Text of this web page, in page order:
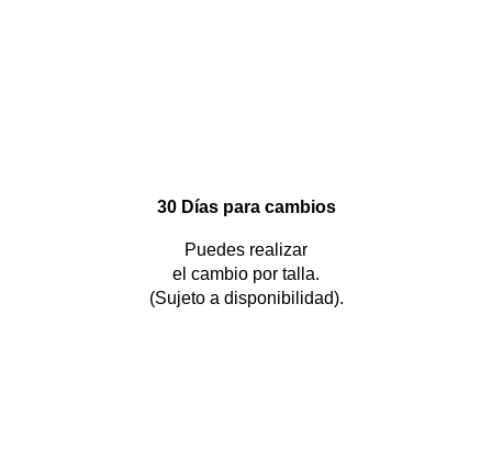
30 Días para cambios
Puedes realizar
el cambio por talla.
(Sujeto a disponibilidad).